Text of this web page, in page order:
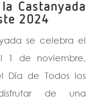
Castanyada
2024
se celebra el
1 de noviembre,
Día de Todos los
de una